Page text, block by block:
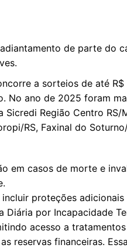
de parte do
a sorteios de até R$
No ano de 2025 foram
Região Centro RS/
RS, Faxinal do
em casos de morte e
proteções adicionais
por Incapacidade
acesso a
reservas financeiras.